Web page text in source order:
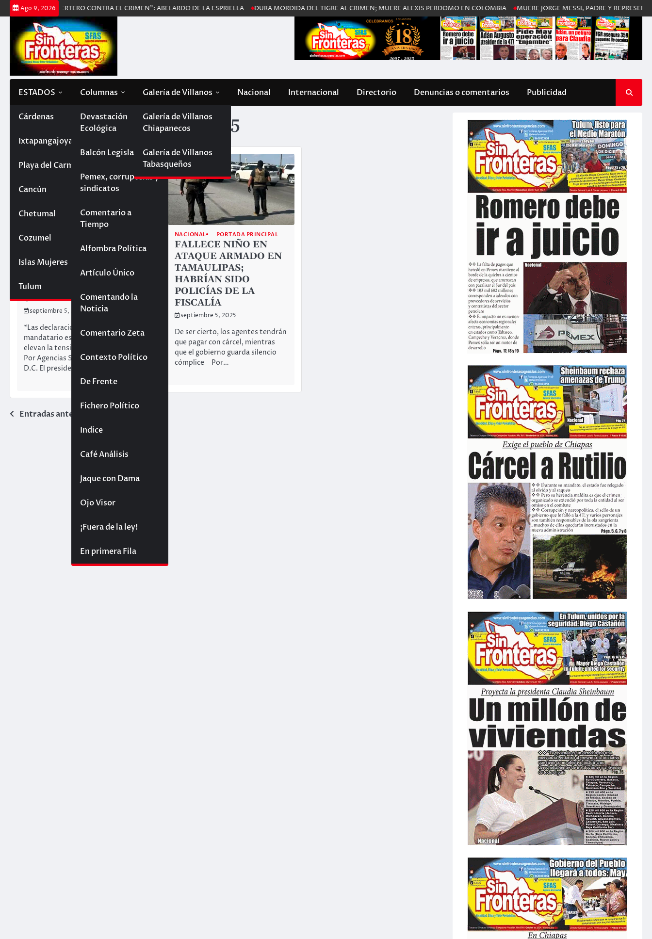
Saltar
al
contenido
Ago 9, 2026
Y CERTERO CONTRA EL CRIMEN”: ABELARDO DE LA ESPRIELLA DURA MORDIDA DEL TIGRE AL CRIMEN; MUERE ALEXIS PERDOMO EN COLOMBIA MUERE JORGE MESSI, PADRE Y REPRESENTANTE DE
ESTADOS
Tabasco
Cárdenas
Paraíso
Villahermosa
Chiapas
Ixtapangajoya
La Trinitaria
Reforma
Quintana Roo
Playa del Carmen
Cancún
Chetumal
Cozumel
Islas Mujeres
Tulum
Campeche
Veracruz
Yucatán
Columnas
Devastación
Ecológica
Balcón Legislativo
Pemex, corruptelas y
sindicatos
Comentario a
Tiempo
Alfombra Política
Artículo Único
Comentando la
Noticia
Comentario Zeta
Contexto Político
De Frente
Fichero Político
Indice
Café Análisis
Jaque con Dama
Ojo Visor
¡Fuera de la ley!
En primera Fila
Galería de Villanos
Galería de Villanos
Chiapanecos
Galería de Villanos
Tabasqueños
Nacional Internacional Directorio Denuncias o comentarios Publicidad
Día:5 de septiembre de 2025
INTERNACIONAL
PORTADA PRINCIPAL
TRUMP ADVIERTE AL
NARCOTERRORISTA
MADURO, QUE
CUALQUIER AVIÓN
SERÁ DERRIBADO
septiembre 5, 2025
*Las declaraciones del
mandatario estadounidense,
elevan la tensión con venezuela
Por Agencias SFAS/ Washington
D.C. El presidente de la…
NACIONAL PORTADA PRINCIPAL
FALLECE NIÑO EN
ATAQUE ARMADO EN
TAMAULIPAS;
HABRÍAN SIDO
POLICÍAS DE LA
FISCALÍA
septiembre 5, 2025
De ser cierto, los agentes tendrán
que pagar con cárcel, mientras
que el gobierno guarda silencio
cómplice Por…
Navegación
Entradas anteriores